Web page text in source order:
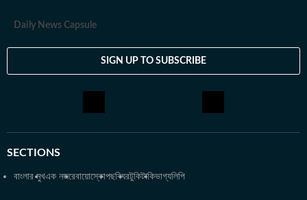
Daily News Capsule
SIGN UP TO SUBSCRIBE
SECTIONS
বাংলার মুখএক নজরেবায়োস্কোপছবিঘরটুকিটাকিভাগ্যলিপি